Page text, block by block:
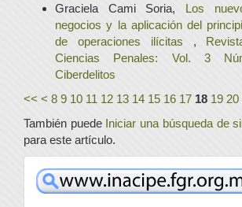
Graciela Cami Soria, Los
negocios y la aplicación del
de operaciones ilícitas ,
Ciencias Penales: Vol. 3
Ciberdelitos
<< < 8 9 10 11 12 13 14 15 16 17 18 19 20
También puede Iniciar una búsqueda de
para este artículo.
www